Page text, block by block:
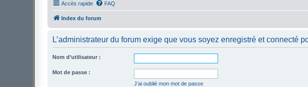
Accès rapide FAQ
Index du forum
L’administrateur du forum exige que vous soyez enregistré et connecté
Nom d’utilisateur :
Mot de passe :
J’ai oublié mon mot de passe